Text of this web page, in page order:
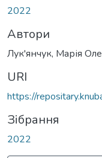
2022
Автори
Лук'янчук, Марія
URI
https://
Зібрання
2022